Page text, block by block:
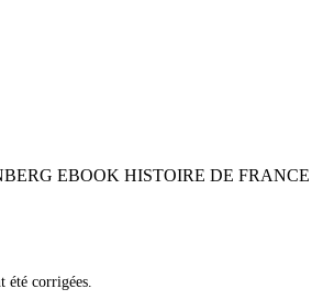
EBOOK HISTOIRE DE
été corrigées.